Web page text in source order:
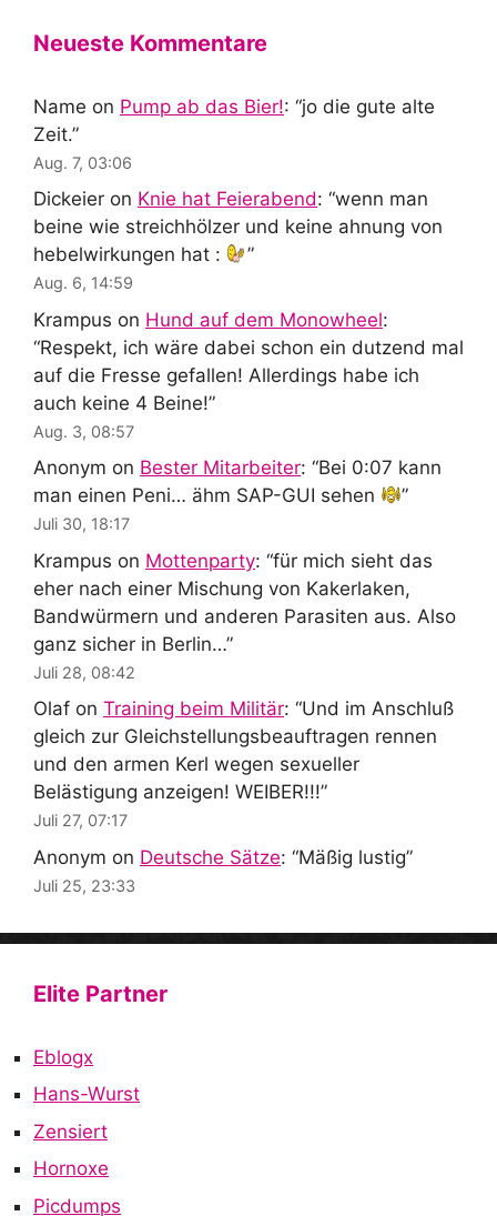
Neueste Kommentare
Name on Pump ab das Bier!: “jo die gute alte
Zeit.”
Aug. 7, 03:06
Dickeier on Knie hat Feierabend: “wenn man
beine wie streichhölzer und keine ahnung von
hebelwirkungen hat :
”
Aug. 6, 14:59
Krampus on Hund auf dem Monowheel:
“Respekt, ich wäre dabei schon ein dutzend mal
auf die Fresse gefallen! Allerdings habe ich
auch keine 4 Beine!”
Aug. 3, 08:57
Anonym on Bester Mitarbeiter: “Bei 0:07 kann
man einen Peni… ähm SAP-GUI sehen
”
Juli 30, 18:17
Krampus on Mottenparty: “für mich sieht das
eher nach einer Mischung von Kakerlaken,
Bandwürmern und anderen Parasiten aus. Also
ganz sicher in Berlin…”
Juli 28, 08:42
Olaf on Training beim Militär: “Und im Anschluß
gleich zur Gleichstellungsbeauftragen rennen
und den armen Kerl wegen sexueller
Belästigung anzeigen! WEIBER!!!”
Juli 27, 07:17
Anonym on Deutsche Sätze: “Mäßig lustig”
Juli 25, 23:33
Elite Partner
Eblogx
Hans-Wurst
Zensiert
Hornoxe
Picdumps